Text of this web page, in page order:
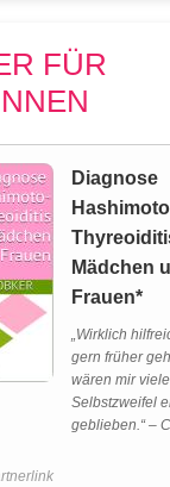
FÜR
Diagnose
Mädchen
Frauen*
„Wirklich
gern früher
wären mir
Selbstzweifel
geblieben.“ –